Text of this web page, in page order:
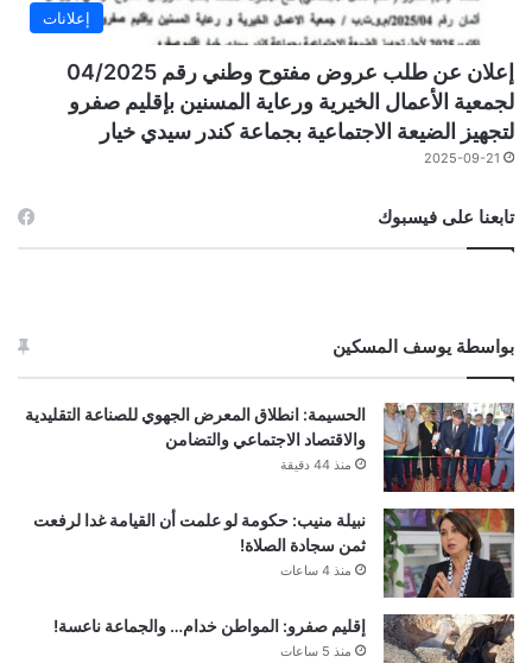
إعلانات
إعلان عن طلب عروض مفتوح وطني رقم 04/2025
لجمعية الأعمال الخيرية ورعاية المسنين بإقليم صفرو
لتجهيز الضيعة الاجتماعية بجماعة كندر سيدي خيار
2025-09-21
تابعنا على فيسبوك
بواسطة يوسف المسكين
الحسيمة: انطلاق المعرض الجهوي للصناعة التقليدية
والاقتصاد الاجتماعي والتضامن
منذ 44 دقيقة
نبيلة منيب: حكومة لو علمت أن القيامة غدا لرفعت
ثمن سجادة الصلاة!
منذ 4 ساعات
إقليم صفرو: المواطن خدام… والجماعة ناعسة!
منذ 5 ساعات